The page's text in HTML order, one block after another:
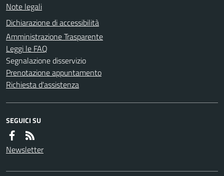
Note legali
Dichiarazione di accessibilità
Amministrazione Trasparente
Leggi le FAQ
Segnalazione disservizio
Prenotazione appuntamento
Richiesta d'assistenza
SEGUICI SU
Newsletter